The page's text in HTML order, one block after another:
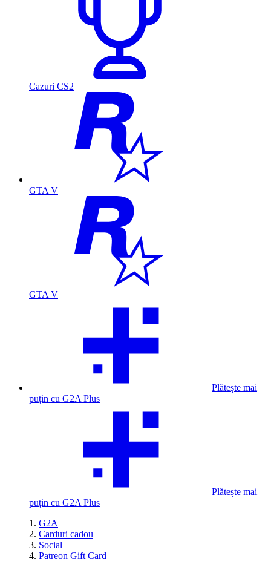
Cazuri CS2
GTA V
GTA V
Plătește mai
puțin cu G2A Plus
Plătește mai
puțin cu G2A Plus
G2A
Carduri cadou
Social
Patreon Gift Card